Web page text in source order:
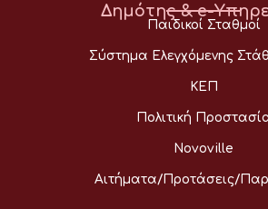
Δημότης & e-
Παιδικοί Σταθμοί
Σύστημα Ελεγχόμενης
ΚΕΠ
Πολιτική
Novoville
Αιτήματα/Προτάσεις/